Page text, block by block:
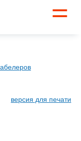
☰
версия для печати